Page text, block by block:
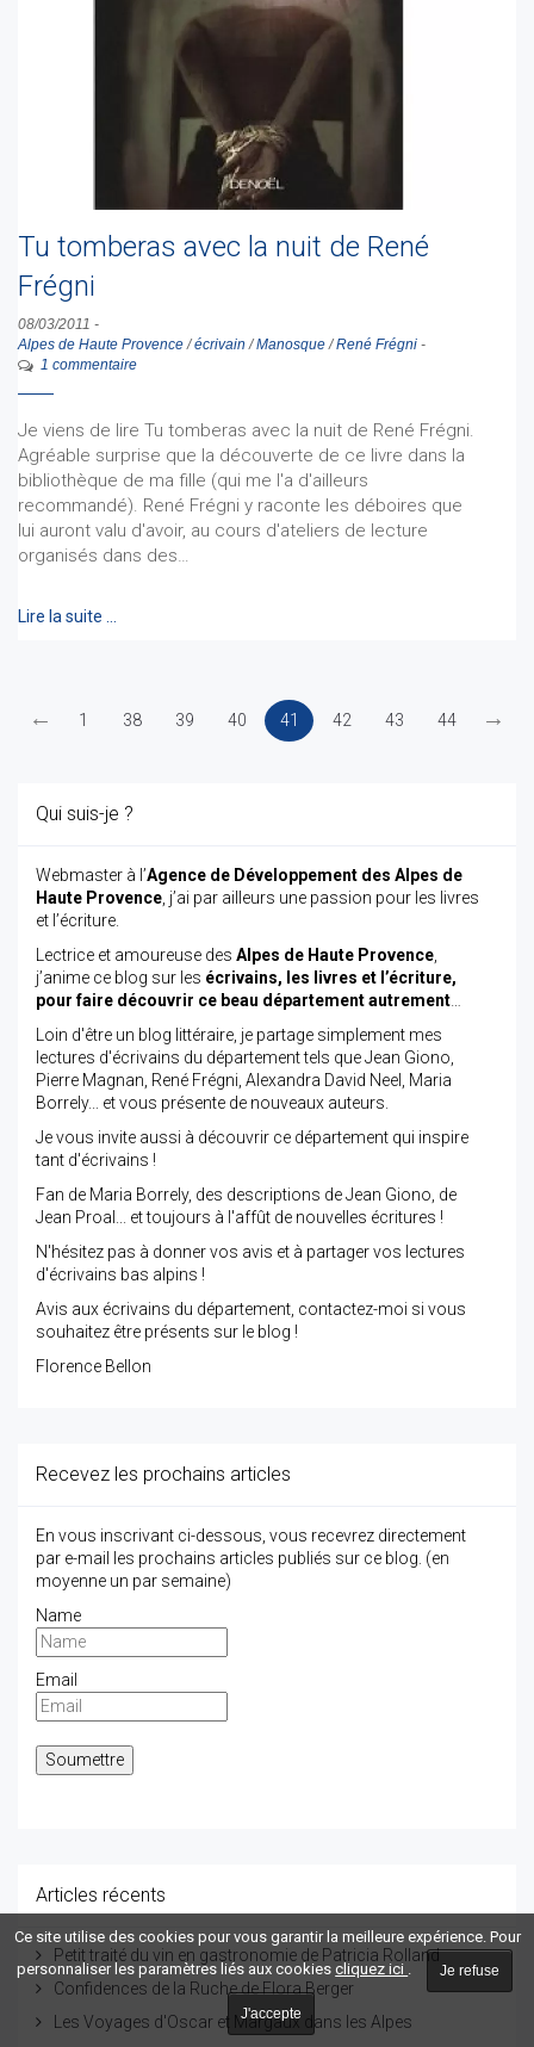
Tu tomberas avec la nuit de René
Frégni
08/03/2011 -
Alpes de Haute Provence/écrivain /Manosque/René Frégni -
1 commentaire
Je viens de lire Tu tomberas avec la nuit de René Frégni.
Agréable surprise que la découverte de ce livre dans la
bibliothèque de ma fille (qui me l'a d'ailleurs
recommandé). René Frégni y raconte les déboires que
lui auront valu d'avoir, au cours d'ateliers de lecture
organisés dans des…
Lire la suite …
← 1 38 39 40 41 42 43 44 →
Qui suis-je ?
Webmaster à l’Agence de Développement des Alpes de
Haute Provence , j’ai par ailleurs une passion pour les livres
et l’écriture.
Lectrice et amoureuse des Alpes de Haute Provence
j’anime ce blog sur les écrivains, les livres et l’écriture,
pour faire découvrir ce beau département autrement
Loin d'être un blog littéraire, je partage simplement mes
lectures d'écrivains du département tels que Jean Giono,
Pierre Magnan, René Frégni, Alexandra David Neel, Maria
Borrely... et vous présente de nouveaux auteurs.
Je vous invite aussi à découvrir ce département qui inspire
tant d'écrivains !
Fan de Maria Borrely, des descriptions de Jean Giono, de
Jean Proal... et toujours à l'affût de nouvelles écritures !
N'hésitez pas à donner vos avis et à partager vos lectures
d'écrivains bas alpins !
Avis aux écrivains du département, contactez-moi si vous
souhaitez être présents sur le blog !
Florence Bellon
Recevez les prochains articles
En vous inscrivant ci-dessous, vous recevrez directement
par e-mail les prochains articles publiés sur ce blog. (en
moyenne un par semaine)
Name
Email
Articles récents
Petit traité du vin en gastronomie de Patricia Rolland
Confidences de la Ruche de Flora Berger
Les Voyages d'Oscar et Margaux dans les Alpes
Ce site utilise des cookies pour vous garantir la meilleure expérience. Pour
personnaliser les paramètres liés aux cookiescliquez ici . Je refuse
J'accepte